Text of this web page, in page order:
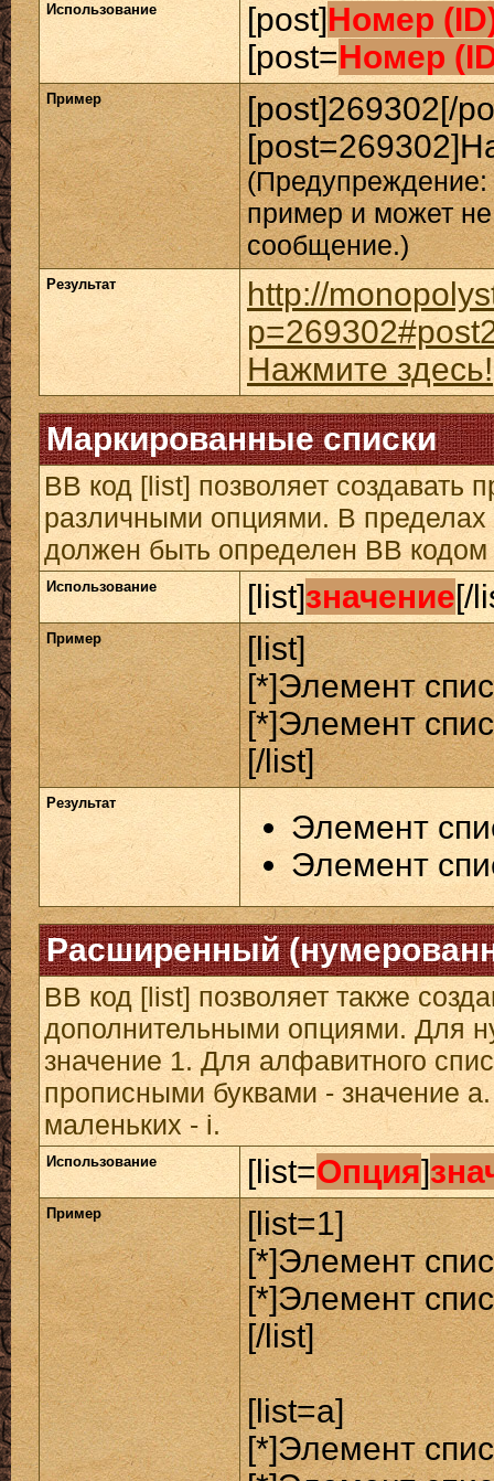
Использование [post]Номер
[post=Номер
Пример
[post]269302[/
(Предупреждение:
пример и может
сообщение.)
Результат
http://
Нажмите здесь!
Маркированные списки
BB код [list] позволяет создавать
различными опциями. В
должен быть определен BB кодом
Использование [list]значение[/
Пример
[list]
[*]Элемент
[*]Элемент
[/list]
Результат
Элемент
Элемент
Расширенный
BB код [list] позволяет также
дополнительными опциями. Для
значение 1. Для алфавитного
прописными буквами - значение
маленьких - i.
Использование [list=Опция]
Пример
[list=1]
[*]Элемент
[*]Элемент
[/list]
[list=a]
[*]Элемент